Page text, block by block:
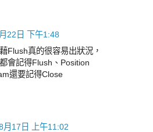
22日 下午1:48
Flush真的很容易出狀況，
會記得Flush、Position
還要記得Close
月17日 上午11:02